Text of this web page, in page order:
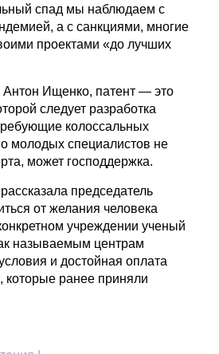
спад мы наблюдаем с
а с санкциями, многие
проектами «до лучших
Антон Ищенко, патент — это
следует разработка
колоссальных
молодых специалистов не
может господдержка.
председатель
от желания человека
учреждении ученый
называемым центрам
и достойная оплата
которые ранее приняли